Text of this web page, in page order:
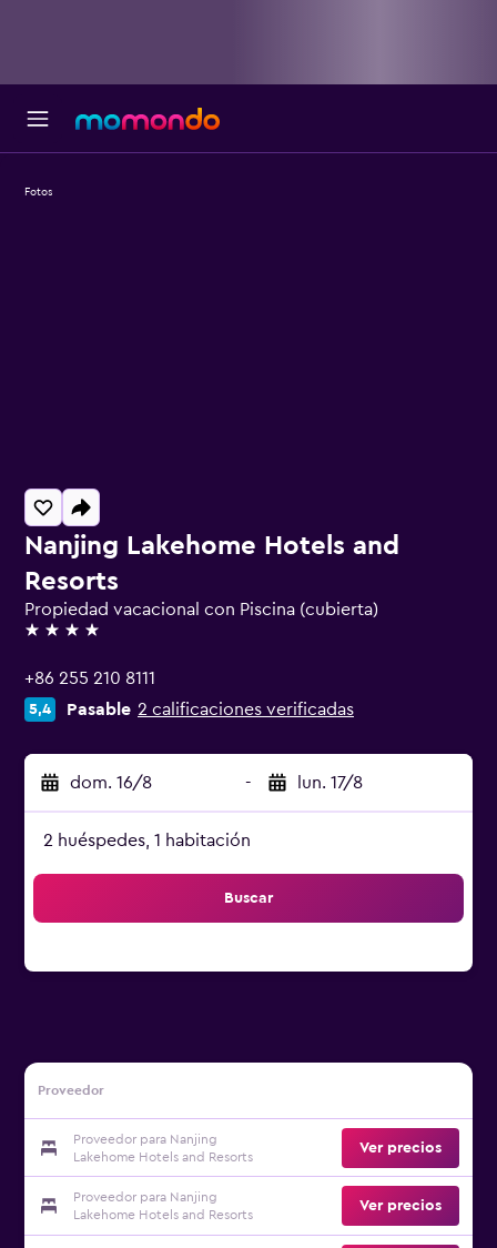
Nanjing Lakehome Hotels and
Resorts
Propiedad vacacional con Piscina (cubierta)
4 estrellas
+86 255 210 8111
5,4 Pasable 2 calificaciones verificadas
dom. 16/8 - lun. 17/8
2 huéspedes, 1 habitación
Buscar
Proveedor
Proveedor para Nanjing
Lakehome Hotels and Resorts
Ver precios
Proveedor para Nanjing
Lakehome Hotels and Resorts
Ver precios
Fotos